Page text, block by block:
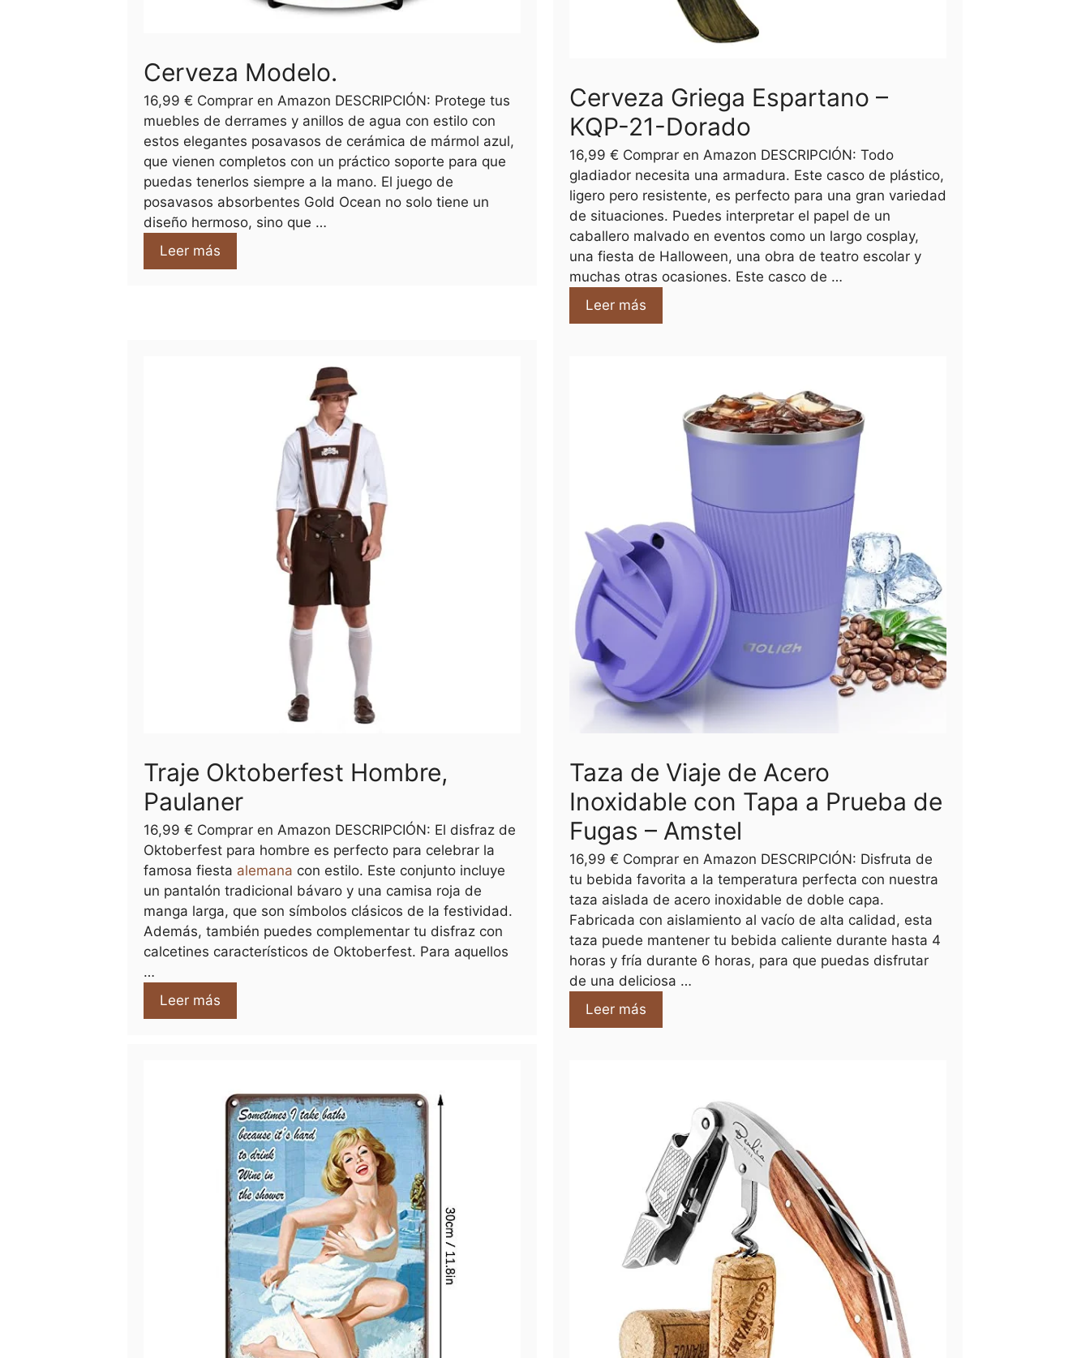
Cerveza Modelo.
16,99 € Comprar en Amazon DESCRIPCIÓN: Protege tus
muebles de derrames y anillos de agua con estilo con
estos elegantes posavasos de cerámica de mármol azul,
que vienen completos con un práctico soporte para que
puedas tenerlos siempre a la mano. El juego de
posavasos absorbentes Gold Ocean no solo tiene un
diseño hermoso, sino que …
Leer más
Cerveza Griega Espartano –
KQP-21-Dorado
16,99 € Comprar en Amazon DESCRIPCIÓN: Todo
gladiador necesita una armadura. Este casco de plástico,
ligero pero resistente, es perfecto para una gran variedad
de situaciones. Puedes interpretar el papel de un
caballero malvado en eventos como un largo cosplay,
una fiesta de Halloween, una obra de teatro escolar y
muchas otras ocasiones. Este casco de …
Leer más
Traje Oktoberfest Hombre,
Paulaner
16,99 € Comprar en Amazon DESCRIPCIÓN: El disfraz de
Oktoberfest para hombre es perfecto para celebrar la
famosa fiesta alemana con estilo. Este conjunto incluye
un pantalón tradicional bávaro y una camisa roja de
manga larga, que son símbolos clásicos de la festividad.
Además, también puedes complementar tu disfraz con
calcetines característicos de Oktoberfest. Para aquellos
…
Leer más
Taza de Viaje de Acero
Inoxidable con Tapa a Prueba de
Fugas – Amstel
16,99 € Comprar en Amazon DESCRIPCIÓN: Disfruta de
tu bebida favorita a la temperatura perfecta con nuestra
taza aislada de acero inoxidable de doble capa.
Fabricada con aislamiento al vacío de alta calidad, esta
taza puede mantener tu bebida caliente durante hasta 4
horas y fría durante 6 horas, para que puedas disfrutar
de una deliciosa …
Leer más